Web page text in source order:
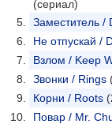
(сериал)
Заместитель /
Не отпускай /
Взлом / Keep
Звонки / Rings
Корни / Roots
Повар / Mr.